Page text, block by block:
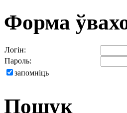
Форма
Логін:
Пароль:
запомніць
Пошук